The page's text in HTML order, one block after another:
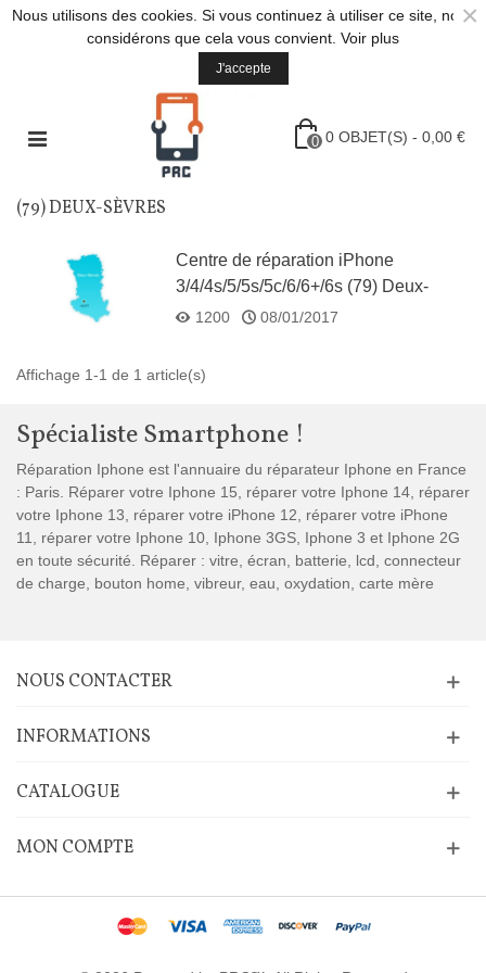
Nous utilisons des cookies. Si vous continuez à utiliser ce site, nous
considérons que cela vous convient. Voir plus
J'accepte
×
0 0 OBJET(S) - 0,00 €
(79) DEUX-SÈVRES
Centre de réparation iPhone
3/4/4s/5/5s/5c/6/6+/6s (79) Deux-
Sèvres
1200 08/01/2017
Affichage 1-1 de 1 article(s)
Spécialiste Smartphone !
Réparation Iphone est l'annuaire du réparateur Iphone en France
: Paris. Réparer votre Iphone 15, réparer votre Iphone 14, réparer
votre Iphone 13, réparer votre iPhone 12, réparer votre iPhone
11, réparer votre Iphone 10, Iphone 3GS, Iphone 3 et Iphone 2G
en toute sécurité. Réparer : vitre, écran, batterie, lcd, connecteur
de charge, bouton home, vibreur, eau, oxydation, carte mère
NOUS CONTACTER
INFORMATIONS
CATALOGUE
MON COMPTE